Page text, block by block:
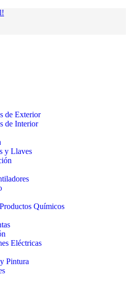
de Exterior
de Interior
y Llaves
Químicos
Eléctricas
Pintura